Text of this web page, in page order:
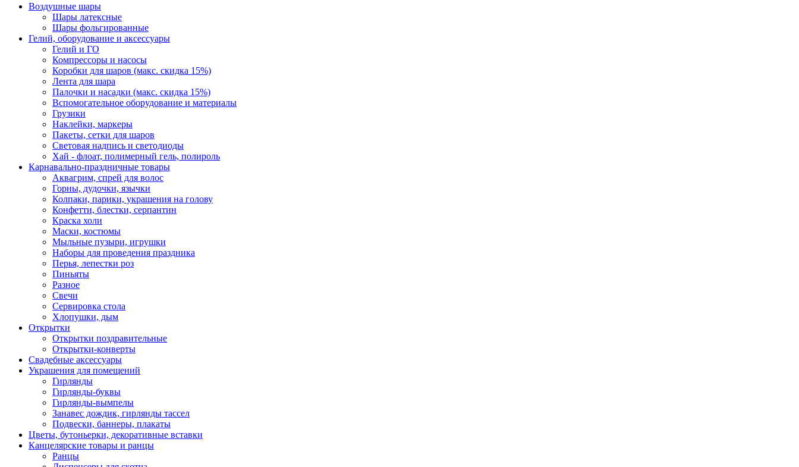
Воздушные шары
Шары латексные
Шары фольгированные
Гелий, оборудование и аксессуары
Гелий и ГО
Компрессоры и насосы
Коробки для шаров (макс. скидка 15%)
Лента для шара
Палочки и насадки (макс. скидка 15%)
Вспомогательное оборудование и материалы
Грузики
Наклейки, маркеры
Пакеты, сетки для шаров
Световая надпись и светодиоды
Хай - флоат, полимерный гель, полироль
Карнавально-праздничные товары
Аквагрим, спрей для волос
Горны, дудочки, язычки
Колпаки, парики, украшения на голову
Конфетти, блестки, серпантин
Краска холи
Маски, костюмы
Мыльные пузыри, игрушки
Наборы для проведения праздника
Перья, лепестки роз
Пиньяты
Разное
Свечи
Сервировка стола
Хлопушки, дым
Открытки
Открытки поздравительные
Открытки-конверты
Свадебные аксессуары
Украшения для помещений
Гирлянды
Гирлянды-буквы
Гирлянды-вымпелы
Занавес дождик, гирлянды тассел
Подвески, баннеры, плакаты
Цветы, бутоньерки, декоративные вставки
Канцелярские товары и ранцы
Ранцы